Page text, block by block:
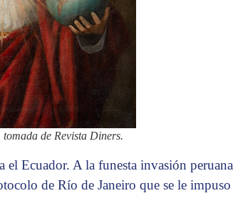
de Revista Diners.
el Ecuador. A la funesta invasión
de Río de Janeiro que se le impuso